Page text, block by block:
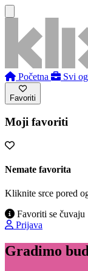
Početna Svi
Favoriti
Moji favoriti
Nemate favorita
Kliknite srce pored
Favoriti se čuvaju
Prijava
Gradimo